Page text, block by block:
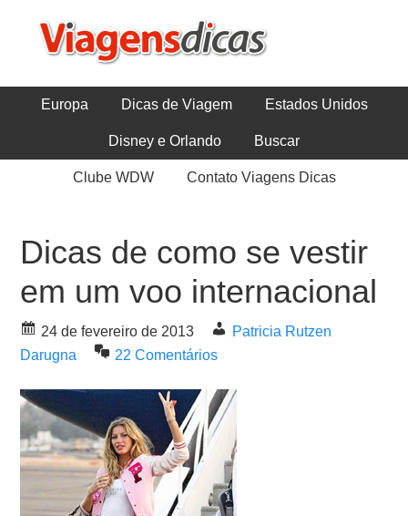
Europa Dicas de Viagem Estados Unidos
Disney e Orlando Buscar
Clube WDW Contato Viagens Dicas
Dicas de como se vestir
em um voo internacional
24 de fevereiro de 2013
Patricia Rutzen
Darugna
22 Comentários